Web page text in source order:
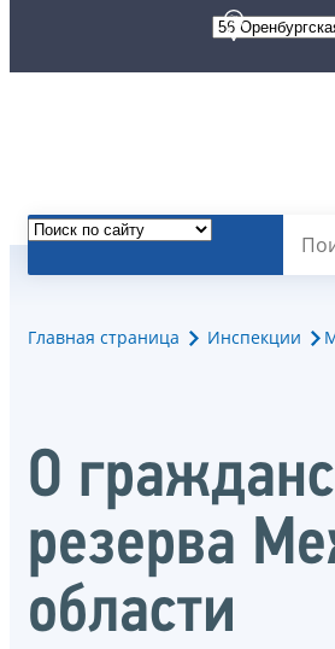
Главная страница Инспекции
О
резерва
области